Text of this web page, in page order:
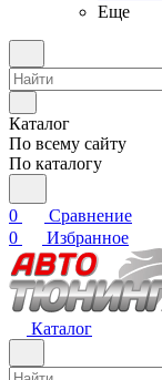
Еще
Каталог
По всему сайту
По каталогу
0
Сравнение
0
Избранное
Каталог